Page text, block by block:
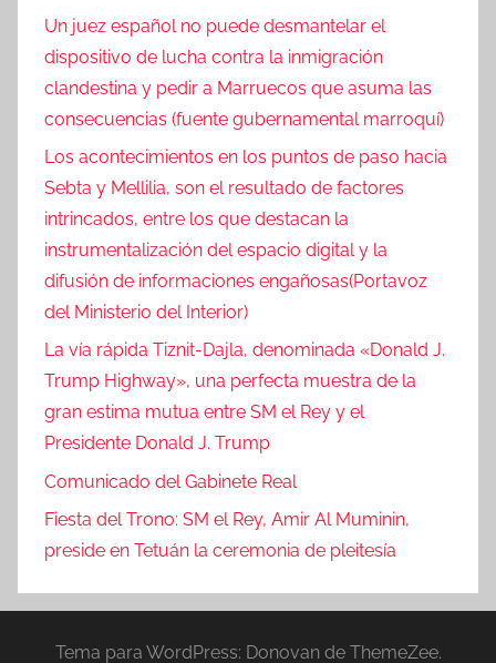
aUn juez español no puede desmantelar el
dispositivo de lucha contra la inmigración
clandestina y pedir a Marruecos que asuma las
consecuencias (fuente gubernamental marroquí)
Los acontecimientos en los puntos de paso hacia
Sebta y Mellilia, son el resultado de factores
intrincados, entre los que destacan la
instrumentalización del espacio digital y la
difusión de informaciones engañosas(Portavoz
del Ministerio del Interior)
La vía rápida Tiznit-Dajla, denominada «Donald J.
Trump Highway», una perfecta muestra de la
gran estima mutua entre SM el Rey y el
Presidente Donald J. Trump
Comunicado del Gabinete Real
Fiesta del Trono: SM el Rey, Amir Al Muminin,
preside en Tetuán la ceremonia de pleitesía
Tema para WordPress: Donovan de ThemeZee.